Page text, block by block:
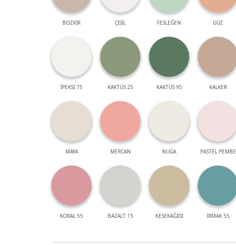
BOZKIR ÇİSİL FESLEĞEN GÜZ
İPEKSİ 75 KAKTÜS 25 KAKTÜS 95 KALKER
MAYA MERCAN NUGA PASTEL PEMBE
KORAL 55 BAZALT 15 KESEKAĞIDI IRMAK 55